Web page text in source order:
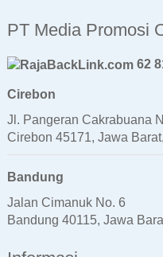
PT Media Promosi
62
Cirebon
Jl. Pangeran Cakrabuana
Cirebon 45171, Jawa
Bandung
Jalan Cimanuk No. 6
Bandung 40115, Jawa